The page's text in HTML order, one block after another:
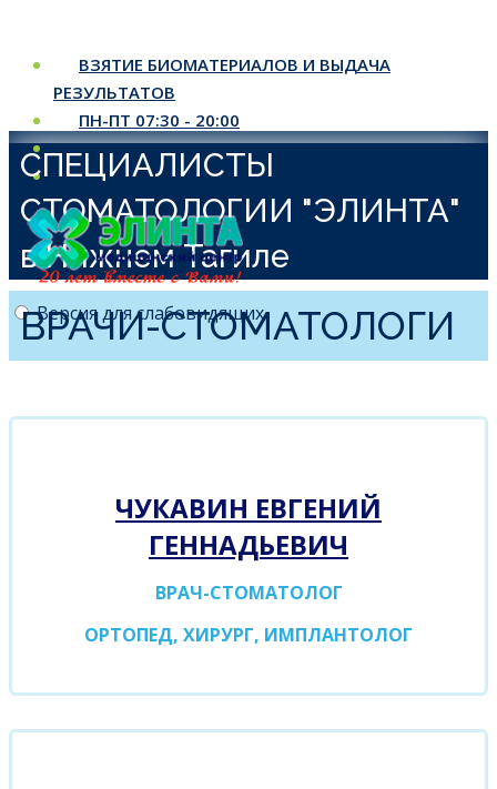
ВЗЯТИЕ БИОМАТЕРИАЛОВ И ВЫДАЧА
РЕЗУЛЬТАТОВ
ПН-ПТ 07:30 - 20:00
СБ 08:00 - 17:00
ВС 08:00 - 14:00
Версия для слабовидящих
СПЕЦИАЛИСТЫ
СТОМАТОЛОГИИ "ЭЛИНТА"
в Нижнем Тагиле
ВРАЧИ-СТОМАТОЛОГИ
ЧУКАВИН ЕВГЕНИЙ
ГЕННАДЬЕВИЧ
ВРАЧ-СТОМАТОЛОГ
ОРТОПЕД, ХИРУРГ, ИМПЛАНТОЛОГ